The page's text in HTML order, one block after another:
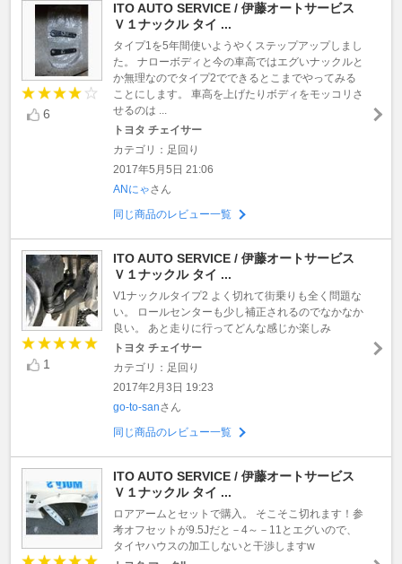
6
ITO AUTO SERVICE / 伊藤オートサービス
Ｖ１ナックル タイ ...
タイプ1を5年間使いようやくステップアップしまし
た。 ナローボディと今の車高ではエグいナックルと
か無理なのでタイプ2でできるとこまでやってみる
ことにします。 車高を上げたりボディをモッコリさ
せるのは ...
トヨタ チェイサー
カテゴリ：足回り
2017年5月5日 21:06
ANにゃさん
同じ商品のレビュー一覧
1
ITO AUTO SERVICE / 伊藤オートサービス
Ｖ１ナックル タイ ...
V1ナックルタイプ2 よく切れて街乗りも全く問題な
い。 ロールセンターも少し補正されるのでなかなか
良い。 あと走りに行ってどんな感じか楽しみ
トヨタ チェイサー
カテゴリ：足回り
2017年2月3日 19:23
go-to-sanさん
同じ商品のレビュー一覧
ITO AUTO SERVICE / 伊藤オートサービス
Ｖ１ナックル タイ ...
ロアアームとセットで購入。 そこそこ切れます！参
考オフセットが9.5Jだと－4～－11とエグいので、
タイヤハウスの加工しないと干渉しますw